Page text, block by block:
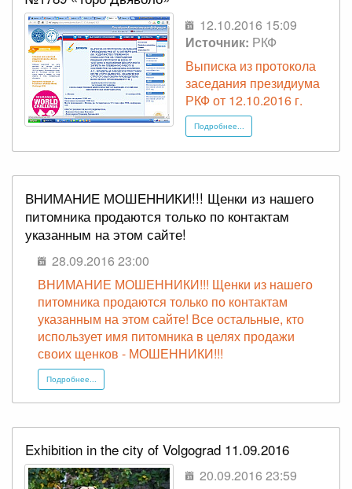
12.10.2016 15:09
Источник: РКФ
Выписка из протокола
заседания президиума
РКФ от 12.10.2016 г.
Подробнее...
ВНИМАНИЕ МОШЕННИКИ!!! Щенки из нашего
питомника продаются только по контактам
указанным на этом сайте!
28.09.2016 23:00
ВНИМАНИЕ МОШЕННИКИ!!! Щенки из нашего
питомника продаются только по контактам
указанным на этом сайте! Все остальные, кто
использует имя питомника в целях продажи
своих щенков - МОШЕННИКИ!!!
Подробнее...
Exhibition in the city of Volgograd 11.09.2016
20.09.2016 23:59